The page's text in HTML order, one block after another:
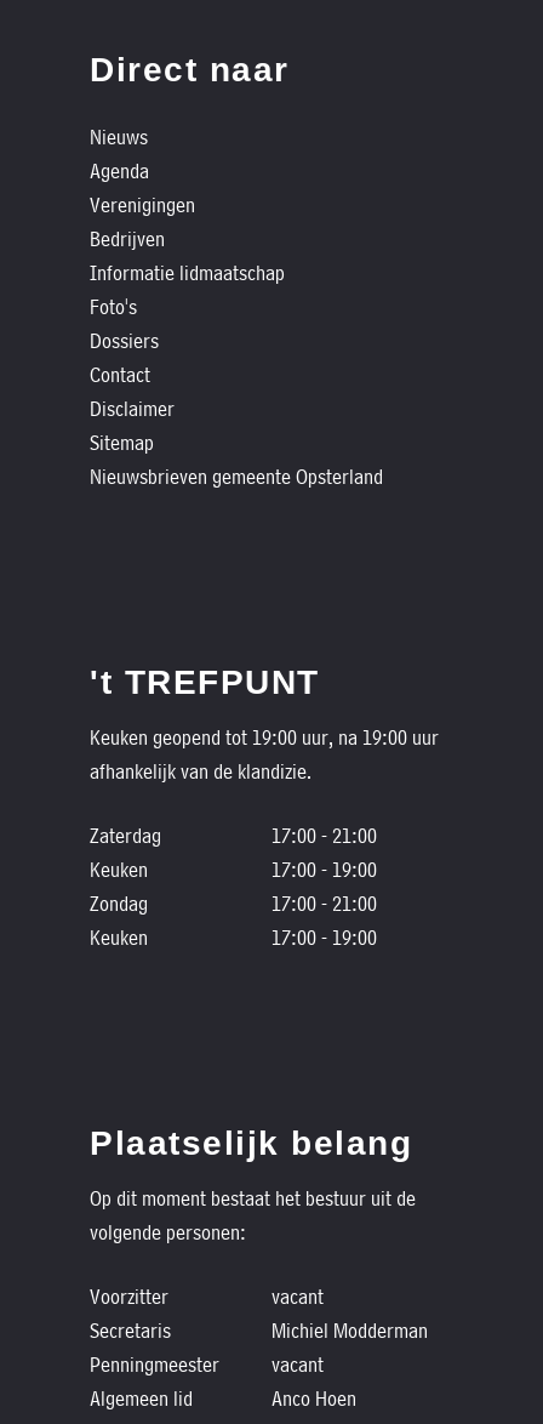
Direct naar
Nieuws
Agenda
Verenigingen
Bedrijven
Informatie lidmaatschap
Foto's
Dossiers
Contact
Disclaimer
Sitemap
Nieuwsbrieven gemeente Opsterland
't TREFPUNT
Keuken geopend tot 19:00 uur, na 19:00 uur
afhankelijk van de klandizie.
Zaterdag
17:00 - 21:00
Keuken
17:00 - 19:00
Zondag
17:00 - 21:00
Keuken
17:00 - 19:00
Plaatselijk belang
Op dit moment bestaat het bestuur uit de
volgende personen:
Voorzitter
vacant
Secretaris
Michiel Modderman
Penningmeester
vacant
Algemeen lid
Anco Hoen